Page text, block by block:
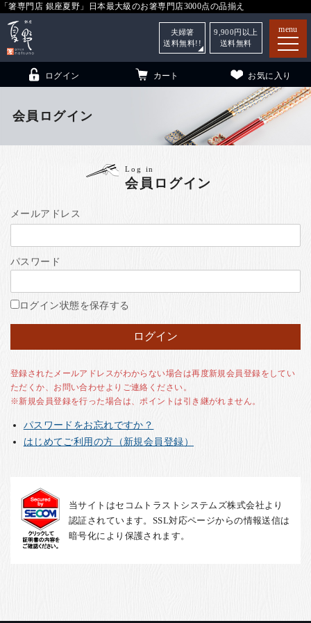
「箸専門店 銀座夏野」日本最大級のお箸専門店3000点の品揃え
menu
（贈答用・自宅用）
銀座夏野・箸長
ご利用ガイド
お客様の声
お知らせ
English
ログイン カート お気に入り
夫婦箸
送料無料!!
9,900 円以上
送料無料
会員ログイン
Log in
会員ログイン
メールアドレス
パスワード
ログイン状態を保存する
登録されたメールアドレスがわからない場合は再度新規会員登録をしてい
ただくか、お問い合わせよりご連絡ください。
※新規会員登録を行った場合は、ポイントは引き継がれません。
パスワードをお忘れですか？
はじめてご利用の方（新規会員登録）
当サイトはセコムトラストシステムズ株式会社より
認証されています。SSL対応ページからの情報送信は
暗号化により保護されます。